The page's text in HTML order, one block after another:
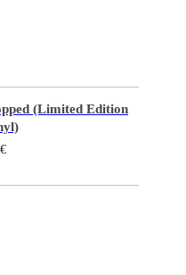
(Limited Edition
€